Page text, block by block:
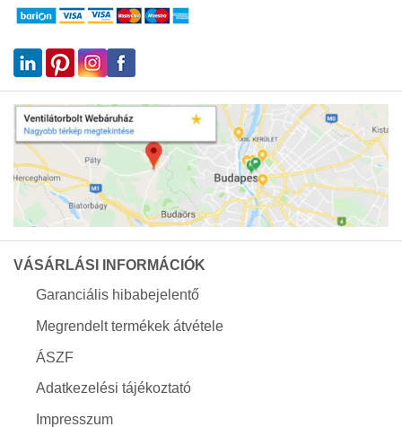
VÁSÁRLÁSI INFORMÁCIÓK
Garanciális hibabejelentő
Megrendelt termékek átvétele
ÁSZF
Adatkezelési tájékoztató
Impresszum